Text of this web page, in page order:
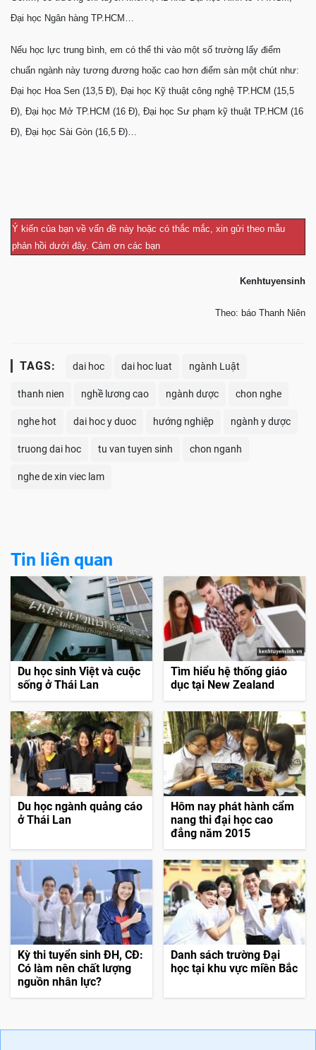
Đại học Ngân hàng TP.HCM…
Nếu học lực trung bình, em có thể thi vào một số trường lấy điểm
chuẩn ngành này tương đương hoặc cao hơn điểm sàn một chút như:
Đại học Hoa Sen (13,5 Đ), Đại học Kỹ thuật công nghệ TP.HCM (15,5
Đ), Đại học Mở TP.HCM (16 Đ), Đại học Sư phạm kỹ thuật TP.HCM (16
Đ), Đại học Sài Gòn (16,5 Đ)…
Ý kiến của bạn về vấn đề này hoặc có thắc mắc, xin gửi theo mẫu
phản hồi dưới đây. Cảm ơn các bạn
Kenhtuyensinh
Theo: báo Thanh Niên
TAGS: dai hoc dai hoc luat ngành Luật
thanh nien nghề lương cao ngành dược chon nghe
nghe hot dai hoc y duoc hướng nghiệp ngành y dược
truong dai hoc tu van tuyen sinh chon nganh
nghe de xin viec lam
Tin liên quan
Du học sinh Việt và cuộc
sống ở Thái Lan
Tìm hiểu hệ thống giáo
dục tại New Zealand
Du học ngành quảng cáo
ở Thái Lan
Hôm nay phát hành cẩm
nang thi đại học cao
đẳng năm 2015
Kỳ thi tuyển sinh ĐH, CĐ:
Có làm nên chất lượng
nguồn nhân lực?
Danh sách trường Đại
học tại khu vực miền Bắc